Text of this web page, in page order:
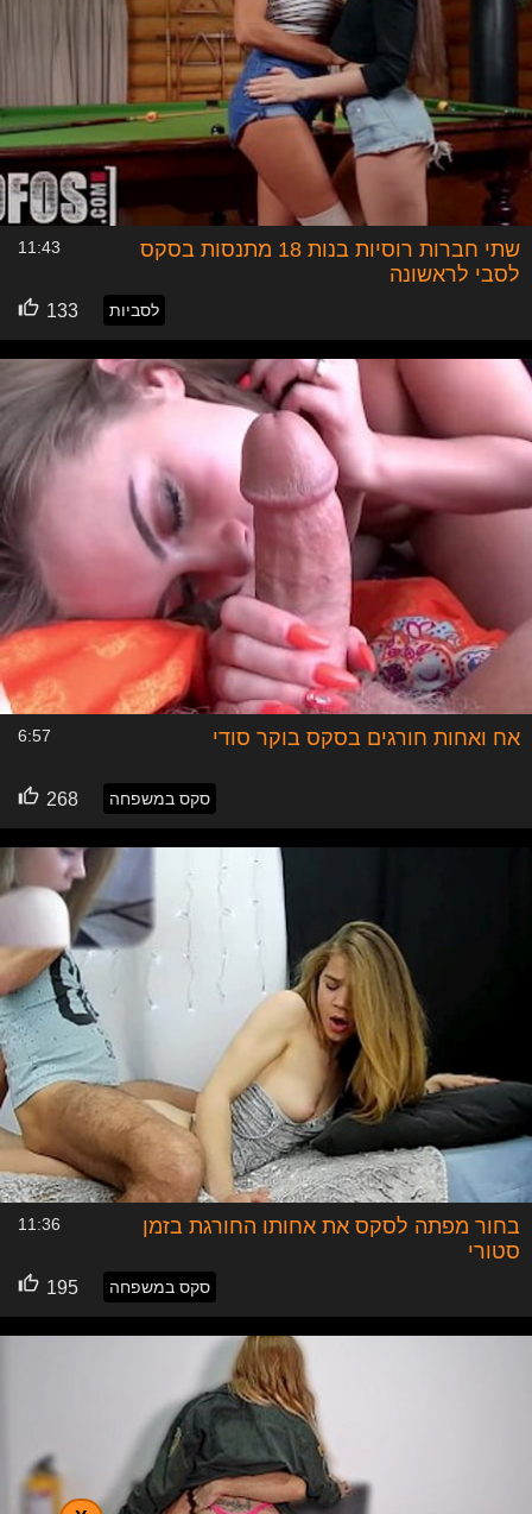
שתי חברות רוסיות בנות 18 מתנסות בסקס
לסבי לראשונה
11:43
לסביות 133
אח ואחות חורגים בסקס בוקר סודי 6:57
סקס במשפחה 268
בחור מפתה לסקס את אחותו החורגת בזמן
סטורי
11:36
סקס במשפחה 195